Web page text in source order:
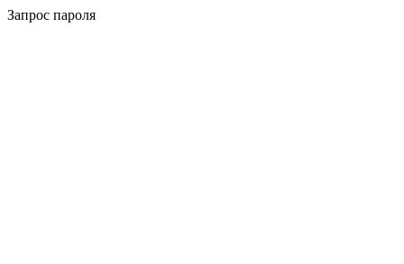
Запрос пароля